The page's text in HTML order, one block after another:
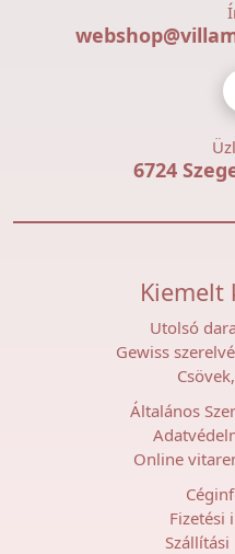
6724
Kiemelt
Utolsó
Gewiss
Általános
Online
Fizetési